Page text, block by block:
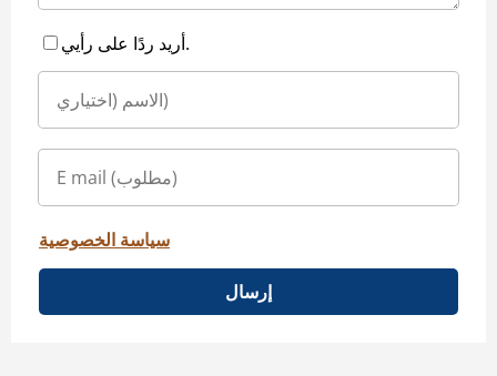
أريد ردًا على رأيي.
سياسة الخصوصية
إرسال